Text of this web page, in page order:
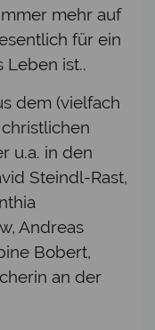
mehr auf
für ein
ist..
dem (vielfach
u.a. in den
Steindl-Rast,
Andreas
Bobert,
an der